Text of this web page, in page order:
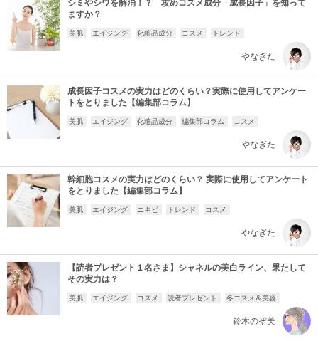
シミやシワを解消！？ 攻めコスメ成分「成長因子」を知って
ますか？
美肌 エイジング 化粧品成分 コスメ トレンド
やなぎた
成長因子コスメの実力はどのくらい？実際に使用してアンケー
トをとりました【編集部コラム】
美肌 エイジング 化粧品成分 編集部コラム コスメ
やなぎた
幹細胞コスメの実力はどのくらい？ 実際に使用してアンケート
をとりました【編集部コラム】
美肌 エイジング ニキビ トレンド コスメ
やなぎた
【読者プレゼント１名さま】シャネルの美白ライン、果たして
その実力は？
美肌 エイジング コスメ 読者プレゼント 冬コスメ＆美容
鈴木のぞ美